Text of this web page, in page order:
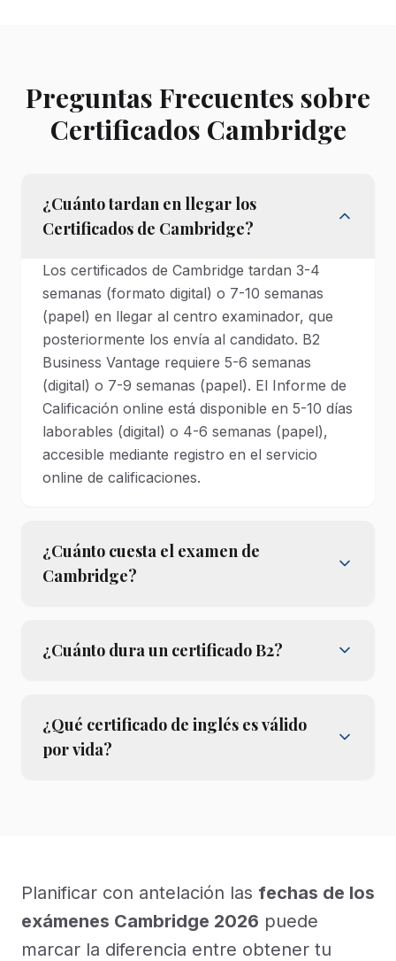
Preguntas Frecuentes sobre
Certificados Cambridge
¿Cuánto tardan en llegar los
Certificados de Cambridge?
Los certificados de Cambridge tardan 3-4
semanas (formato digital) o 7-10 semanas
(papel) en llegar al centro examinador, que
posteriormente los envía al candidato. B2
Business Vantage requiere 5-6 semanas
(digital) o 7-9 semanas (papel). El Informe de
Calificación online está disponible en 5-10 días
laborables (digital) o 4-6 semanas (papel),
accesible mediante registro en el servicio
online de calificaciones.
¿Cuánto cuesta el examen de
Cambridge?
¿Cuánto dura un certificado B2?
¿Qué certificado de inglés es válido
por vida?
Planificar con antelación las fechas de los
exámenes Cambridge 2026 puede
marcar la diferencia entre obtener tu